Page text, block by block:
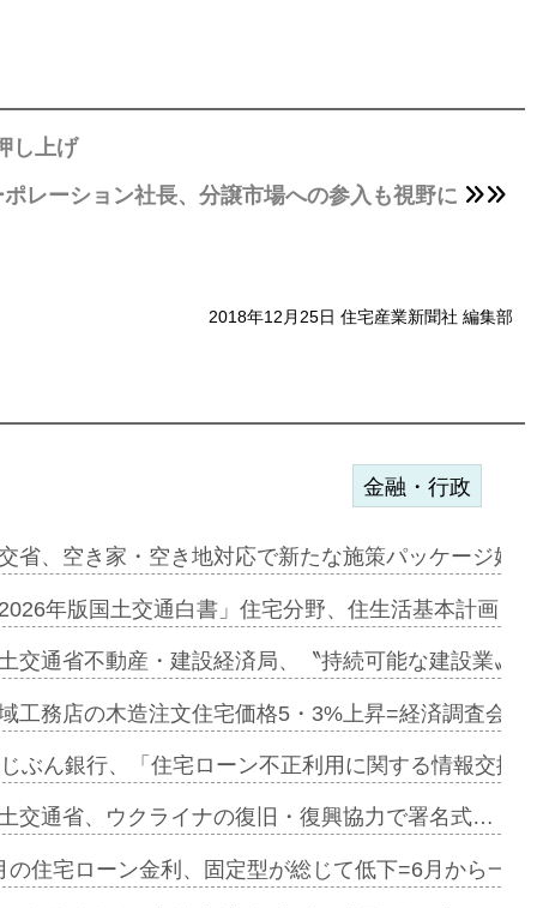
し上げ
レーション社長、分譲市場への参入も視野に
2018年12月25日 住宅産業新聞社 編集部
ミーレキ…
も城南エ…
合型の賃…
ンカフェ…
業=お互…
コリビング…
る2階建…
金融・行政
省、空き家・空き地対応で新たな施策パッケージ始
年版国土交通白書」住宅分野、住生活基本計画を
交通省不動産・建設経済局、〝持続可能な建設業〟
工務店の木造注文住宅価格5・3%上昇=経済調査会
ぶん銀行、「住宅ローン不正利用に関する情報交換
交通省、ウクライナの復旧・復興協力で署名式…
の住宅ローン金利、固定型が総じて低下=6月から一